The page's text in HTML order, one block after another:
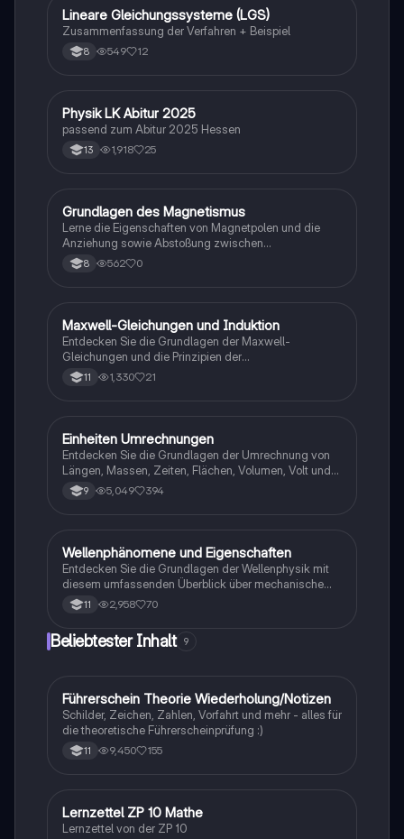
Mathe
Lineare Gleichungssysteme (LGS)
Zusammenfassung der Verfahren + Beispiel
8 549 12
Physik
Physik LK Abitur 2025
passend zum Abitur 2025 Hessen
13 1,918 25
GPhysik
Grundlagen des Magnetismus
Lerne die Eigenschaften von Magnetpolen und die
Anziehung sowie Abstoßung zwischen
verschiedenen Magneten kennen.
8 562 0
Physik
Maxwell-Gleichungen und Induktion
Entdecken Sie die Grundlagen der Maxwell-
Gleichungen und die Prinzipien der
elektromagnetischen Induktion. Diese
Zusammenfassung behandelt zentrale Konzepte wie
Transformatoren. Ideal für Physik LK-Studierende, die
sich auf Prüfungen vorbereiten oder ihr Wissen
vertiefen möchten.
11 1,330 21
Mathe
Einheiten Umrechnungen
Entdecken Sie die Grundlagen der Umrechnung von
Längen, Massen, Zeiten, Flächen, Volumen, Volt und
Newton. Diese Übersicht bietet Ihnen die wichtigsten
Umrechnungsfaktoren und erleichtert das Verständnis
machen möchten.
9 5,049 394
Physik
Wellenphänomene und Eigenschaften
Entdecken Sie die Grundlagen der Wellenphysik mit
diesem umfassenden Überblick über mechanische
und elektromagnetische Wellen. Erfahren Sie mehr
über stehende Wellen, Interferenz, Reflexion,
von Wellen. Ideal für Studierende, die sich auf
11 2,958 70
Beliebtester Inhalt 9
Lerntipps
Führerschein Theorie Wiederholung/Notizen
Schilder, Zeichen, Zahlen, Vorfahrt und mehr - alles für
die theoretische Führerscheinprüfung :)
11 9,450 155
Mathe
Lernzettel ZP 10 Mathe
Lernzettel von der ZP 10